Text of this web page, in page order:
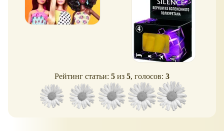
Рейтинг статьи: 5 из 5, голосов: 3